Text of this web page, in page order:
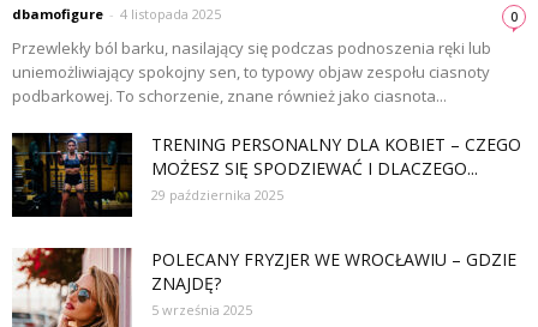
dbamofigure - 4 listopada 2025 0
Przewlekły ból barku, nasilający się podczas podnoszenia ręki lub
uniemożliwiający spokojny sen, to typowy objaw zespołu ciasnoty
podbarkowej. To schorzenie, znane również jako ciasnota...
TRENING PERSONALNY DLA KOBIET – CZEGO
MOŻESZ SIĘ SPODZIEWAĆ I DLACZEGO...
29 października 2025
POLECANY FRYZJER WE WROCŁAWIU – GDZIE
ZNAJDĘ?
5 września 2025